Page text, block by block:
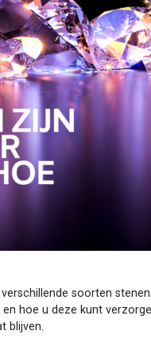
soorten
hoe u deze kunt
blijven.